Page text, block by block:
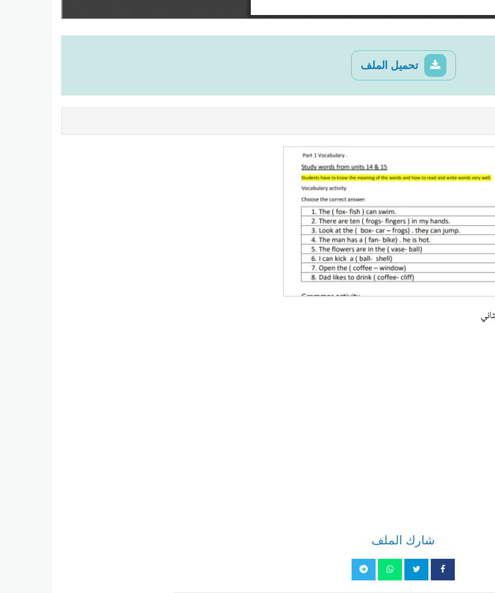
تحميل الملف
شارك الملف